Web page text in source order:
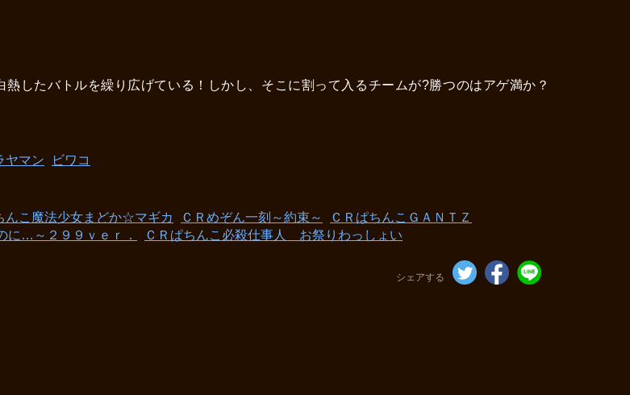
したバトルを繰り広げている！しかし、そこに割って入るチームが?勝つのはアゲ満か？
ヤマン ビワコ
んこ魔法少女まどか☆マギカ ＣＲめぞん一刻～約束～
ＣＲぱちんこＧＡＮＴＺ
に…～２９９ｖｅｒ． ＣＲぱちんこ必殺仕事人 お祭りわっしょい
シェアする